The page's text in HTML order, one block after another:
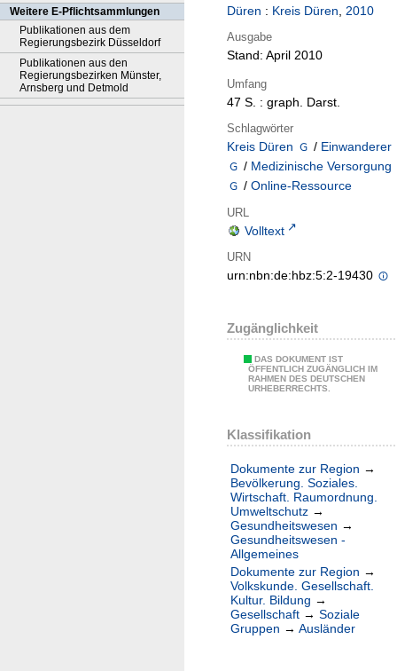
Weitere E-Pflichtsammlungen
Publikationen aus dem
Regierungsbezirk Düsseldorf
Publikationen aus den
Regierungsbezirken Münster,
Arnsberg und Detmold
Düren : Kreis Düren, 2010
Ausgabe
Stand: April 2010
Umfang
47 S. : graph. Darst.
Schlagwörter
Kreis Düren / Einwanderer
/ Medizinische Versorgung
/ Online-Ressource
URL
Volltext
URN
urn:nbn:de:hbz:5:2-19430
Zugänglichkeit
DAS DOKUMENT IST
ÖFFENTLICH ZUGÄNGLICH IM
RAHMEN DES DEUTSCHEN
URHEBERRECHTS.
Klassifikation
Dokumente zur Region →
Bevölkerung. Soziales.
Wirtschaft. Raumordnung.
Umweltschutz →
Gesundheitswesen →
Gesundheitswesen -
Allgemeines
Dokumente zur Region →
Volkskunde. Gesellschaft.
Kultur. Bildung →
Gesellschaft → Soziale
Gruppen → Ausländer